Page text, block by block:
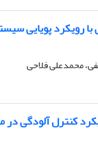
با رویکرد پویایی
محمدعلی فلاحی
کنترل آلودگی در